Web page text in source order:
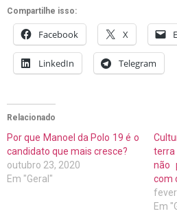
Compartilhe isso:
Facebook X
LinkedIn Telegram
Relacionado
Por que Manoel da Polo 19 é o
candidato que mais cresce?
outubro 23, 2020
Em "Geral"
terra
não
com
Em